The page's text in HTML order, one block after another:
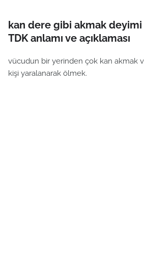
kan dere gibi akmak
TDK anlamı ve açıklaması
vücudun bir yerinden çok kan akmak
kişi yaralanarak ölmek.